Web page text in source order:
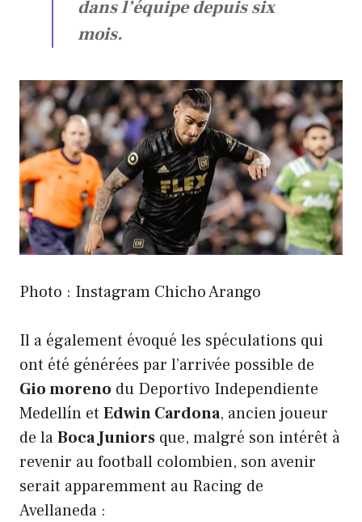
dans l’équipe depuis six
mois.
Photo : Instagram Chicho Arango
Il a également évoqué les spéculations qui
ont été générées par l’arrivée possible de
Gio moreno du Deportivo Independiente
Medellín et Edwin Cardona, ancien joueur
de laBoca Juniors que, malgré son intérêt à
revenir au football colombien, son avenir
serait apparemment au Racing de
Avellaneda :